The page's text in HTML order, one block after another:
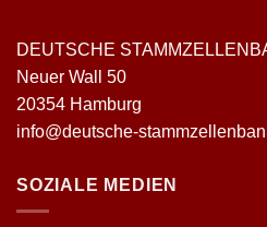
DEUTSCHE
Neuer Wall 50
20354 Hamburg
info@deutsche-
SOZIALE MEDIEN